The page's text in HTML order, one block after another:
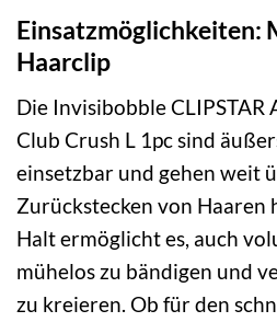
Einsatzmöglichkeiten:
Haarclip
Die Invisibobble CLIPSTAR
Club Crush L 1pc sind
einsetzbar und gehen weit
Zurückstecken von Haaren
Halt ermöglicht es, auch
mühelos zu bändigen und
zu kreieren. Ob für den